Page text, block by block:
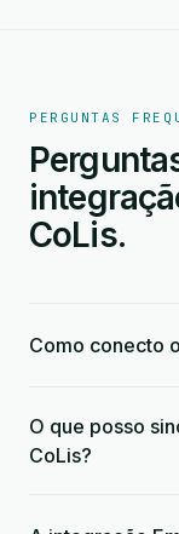
PERGUNTAS
CoLis.
Como conecto
O que posso
CoLis?